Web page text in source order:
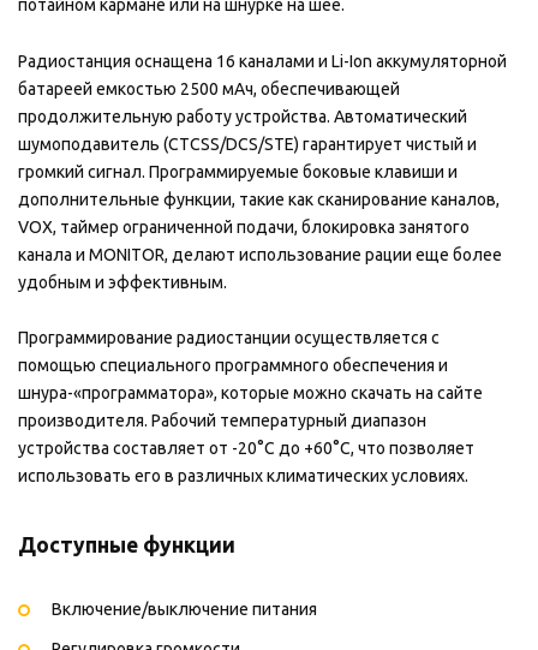
потайном кармане или на шнурке на шее.
Радиостанция оснащена 16 каналами и Li-Ion аккумуляторной
батареей емкостью 2500 мАч, обеспечивающей
продолжительную работу устройства. Автоматический
шумоподавитель (CTCSS/DCS/STE) гарантирует чистый и
громкий сигнал. Программируемые боковые клавиши и
дополнительные функции, такие как сканирование каналов,
VOX, таймер ограниченной подачи, блокировка занятого
канала и MONITOR, делают использование рации еще более
удобным и эффективным.
Программирование радиостанции осуществляется с
помощью специального программного обеспечения и
шнура-«программатора», которые можно скачать на сайте
производителя. Рабочий температурный диапазон
устройства составляет от -20°С до +60°С, что позволяет
использовать его в различных климатических условиях.
Доступные функции
Включение/выключение питания